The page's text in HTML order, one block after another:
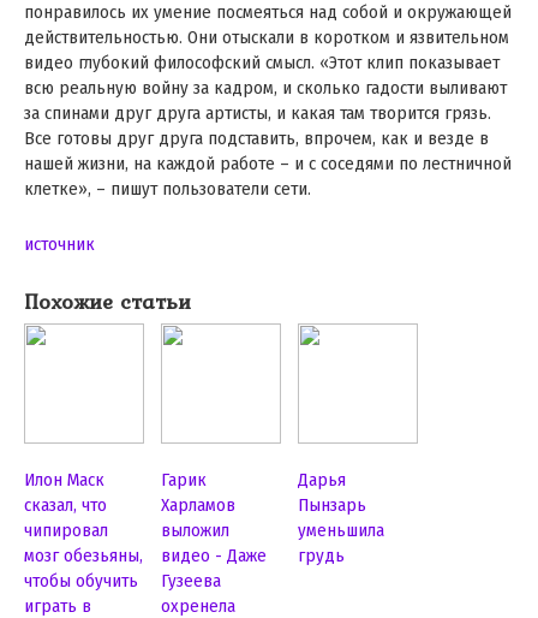
понравилось их умение посмеяться над собой и окружающей
действительностью. Они отыскали в коротком и язвительном
видео глубокий философский смысл. «Этот клип показывает
всю реальную войну за кадром, и сколько гадости выливают
за спинами друг друга артисты, и какая там творится грязь.
Все готовы друг друга подставить, впрочем, как и везде в
нашей жизни, на каждой работе – и с соседями по лестничной
клетке», – пишут пользователи сети.
источник
Похожие статьи
Илон Маск
сказал, что
чипировал
мозг обезьяны,
чтобы обучить
играть в
Гарик
Харламов
выложил
видео - Даже
Гузеева
охренела
Дарья
Пынзарь
уменьшила
грудь